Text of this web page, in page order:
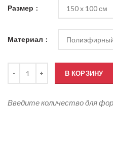
Размер
Материал
В КОРЗИНУ
Введите количество для